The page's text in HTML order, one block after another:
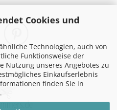
Cookies und
Technologien, auch von
Funktionsweise der
Nutzung unseres Angebotes zu
Einkaufserlebnis
finden Sie in
.